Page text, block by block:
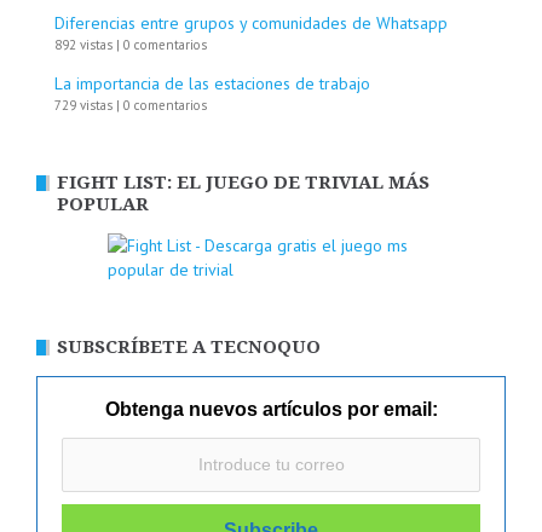
Diferencias entre grupos y comunidades de Whatsapp
892 vistas | 0 comentarios
La importancia de las estaciones de trabajo
729 vistas | 0 comentarios
FIGHT LIST: EL JUEGO DE TRIVIAL MÁS
POPULAR
SUBSCRÍBETE A TECNOQUO
Obtenga nuevos artículos por email: